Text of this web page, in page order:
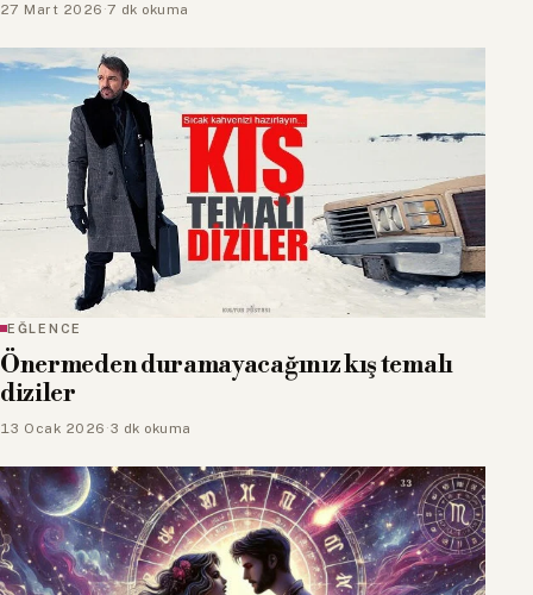
27 Mart 2026 ·7 dk okuma
EĞLENCE
Önermeden duramayacağınız kış temalı
diziler
13 Ocak 2026 ·3 dk okuma